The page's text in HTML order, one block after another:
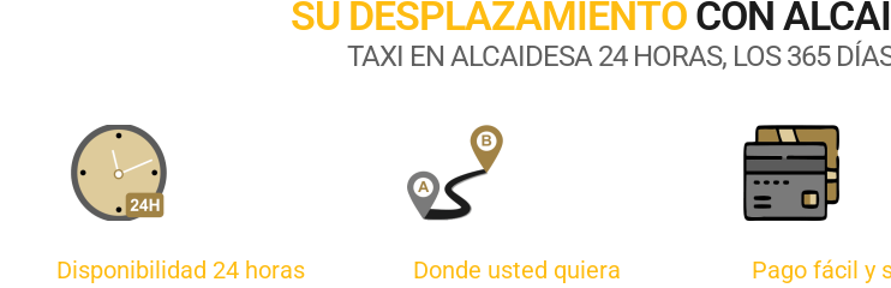
SU DESPLAZAMIENTOCON
TAXI EN ALCAIDESA 24 HORAS, LOS 365
Disponibilidad 24 horas Donde usted quiera Pago fácil y